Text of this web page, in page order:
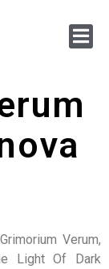
Verum,
Light Of Dark